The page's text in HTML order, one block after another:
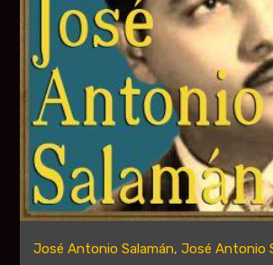
José Antonio Salamán, José Antonio